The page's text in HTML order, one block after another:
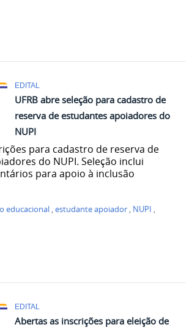
EDITAL
UFRB abre seleção para cadastro de
reserva de estudantes apoiadores do
NUPI
para cadastro de reserva de
do NUPI. Seleção inclui
para apoio à inclusão
educacional,estudante apoiador, NUPI ,
EDITAL
Abertas as inscrições para eleição de